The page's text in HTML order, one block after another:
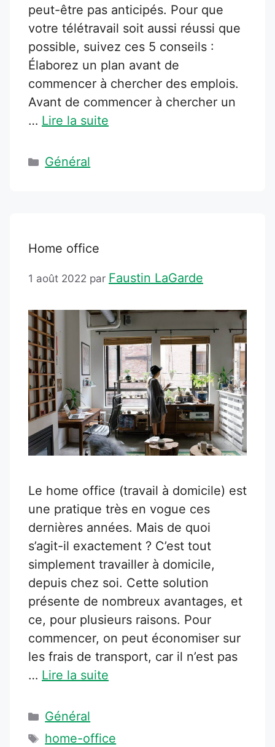
peut-être pas anticipés. Pour que
votre télétravail soit aussi réussi que
possible, suivez ces 5 conseils :
Élaborez un plan avant de
commencer à chercher des emplois.
Avant de commencer à chercher un
… Lire la suite
Catégories
Général
Home office
1 août 2022 par Faustin LaGarde
Le home office (travail à domicile) est
une pratique très en vogue ces
dernières années. Mais de quoi
s’agit-il exactement ? C’est tout
simplement travailler à domicile,
depuis chez soi. Cette solution
présente de nombreux avantages, et
ce, pour plusieurs raisons. Pour
commencer, on peut économiser sur
les frais de transport, car il n’est pas
… Lire la suite
Catégories
Général
Étiquettes
home-office